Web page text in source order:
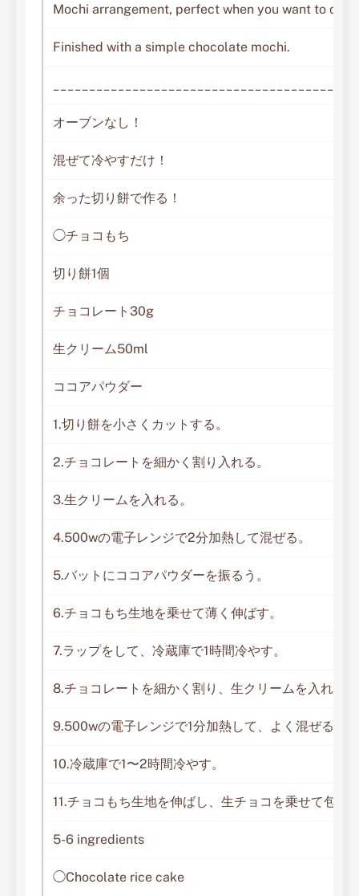
Mochi arrangement, perfect when you want to
Finished with a simple chocolate mochi.
オーブンなし！
混ぜて冷やすだけ！
余った切り餅で作る！
◯チョコもち
切り餅1個
チョコレート30g
生クリーム50ml
ココアパウダー
1.切り餅を小さくカットする。
2.チョコレートを細かく割り入れる。
3.生クリームを入れる。
4.500wの電子レンジで2分加熱して混ぜる。
5.バットにココアパウダーを振るう。
6.チョコもち生地を乗せて薄く伸ばす。
7.ラップをして、冷蔵庫で1時間冷やす。
8.チョコレートを細かく割り、生クリームを入れる。
9.500wの電子レンジで1分加熱して、よく混ぜる。
10.冷蔵庫で1〜2時間冷やす。
11.チョコもち生地を伸ばし、生チョコを乗せて包む
5-6 ingredients
◯Chocolate rice cake